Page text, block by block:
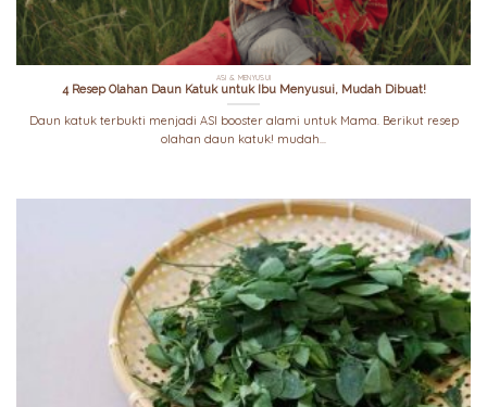
ASI & MENYUSUI
4 Resep Olahan Daun Katuk untuk Ibu Menyusui, Mudah Dibuat!
Daun katuk terbukti menjadi ASI booster alami untuk Mama. Berikut resep
olahan daun katuk! mudah...